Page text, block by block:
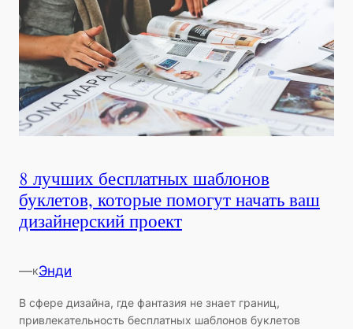
8 лучших бесплатных шаблонов
буклетов, которые помогут начать ваш
дизайнерский проект
—кЭнди
В сфере дизайна, где фантазия не знает границ,
привлекательность бесплатных шаблонов буклетов